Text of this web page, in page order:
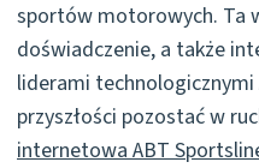
sportów motorowych. Ta
doświadczenie, a także
liderami technologicznymi
przyszłości pozostać w
internetowa ABT